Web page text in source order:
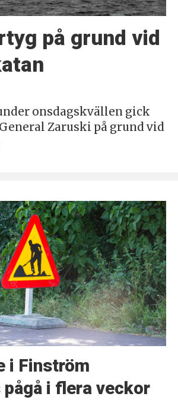
på grund vid
onsdagskvällen gick
Zaruski på grund vid
i Finström
i flera veckor